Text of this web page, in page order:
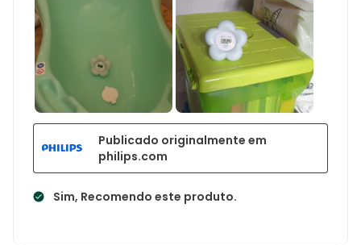
Sim, Recomendo este produto.
Publicado originalmente em
philips.com